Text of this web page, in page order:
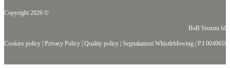
Copyright 2026 ©
BoB Sistemi
Cookies policy | Privacy Policy | Quality policy | Segnalazioni Whistleblowing | P.I